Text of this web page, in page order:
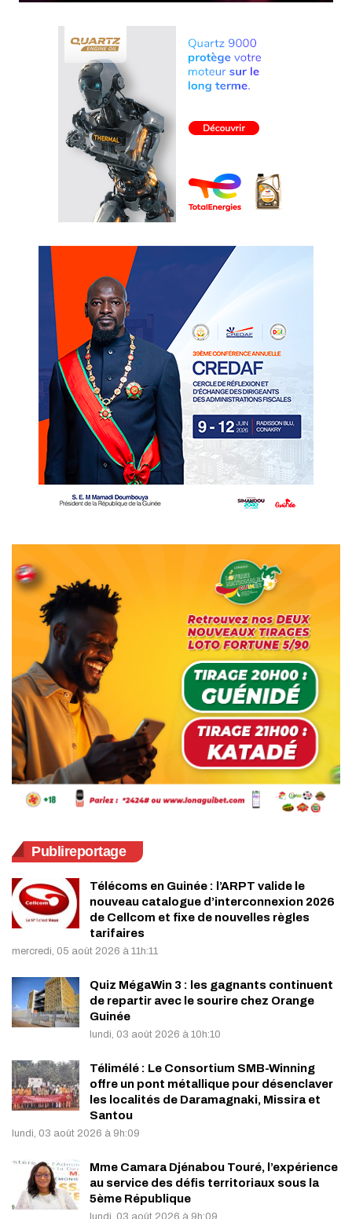
Publireportage
Télécoms en Guinée : l’ARPT valide le
nouveau catalogue d’interconnexion 2026
de Cellcom et fixe de nouvelles règles
tarifaires
mercredi, 05 août 2026 à 11h:11
Quiz MégaWin 3 : les gagnants continuent
de repartir avec le sourire chez Orange
Guinée
lundi, 03 août 2026 à 10h:10
Télimélé : Le Consortium SMB-Winning
offre un pont métallique pour désenclaver
les localités de Daramagnaki, Missira et
Santou
lundi, 03 août 2026 à 9h:09
Mme Camara Djénabou Touré, l’expérience
au service des défis territoriaux sous la
5ème République
lundi, 03 août 2026 à 9h:09